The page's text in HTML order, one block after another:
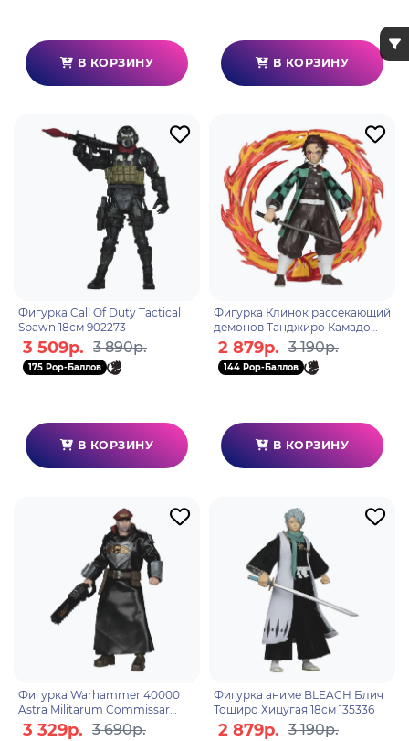
В КОРЗИНУ В КОРЗИНУ
Фигурка Call Of Duty Tactical
Spawn 18см 902273
3 509р. 3 890р.
175 Pop-Баллов
В КОРЗИНУ
Фигурка Клинок рассекающий
демонов Танджиро Камадо
Wv5 18см (Daki Battle) 137521
2 879р. 3 190р.
144 Pop-Баллов
В КОРЗИНУ
Фигурка Warhammer 40000
Astra Militarum Commissar
Wv10 18см 109016
3 329р. 3 690р.
Фигурка аниме BLEACH Блич
Тоширо Хицугая 18см 135336
2 879р. 3 190р.